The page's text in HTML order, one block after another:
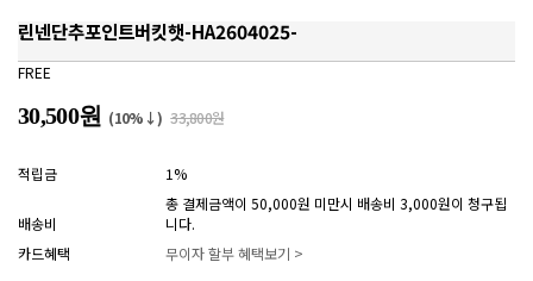
린넨단추포인트버킷햇-HA2604025-
FREE
30,500원 (10%↓) 33,800원
적립금 1%
배송비
총 결제금액이 50,000원 미만시 배송비 3,000원이 청구됩
니다.
카드혜택
무이자 할부 혜택보기 >